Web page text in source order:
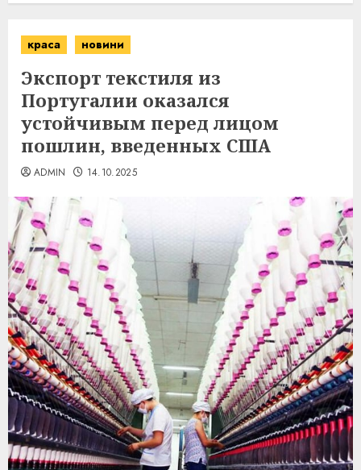
краса новини
Экспорт текстиля из
Португалии оказался
устойчивым перед лицом
пошлин, введенных США
ADMIN 14.10.2025